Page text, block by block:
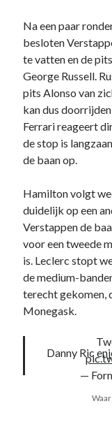
Na een paar
besloten
te vatten en de
George Russell.
pits Alonso van
kan dus
Ferrari reageert
de stop is
de baan op.
Hamilton volgt
duidelijk op een
Verstappen de
voor een tweede
is. Leclerc stopt
de medium-
terecht gekomen,
Monegask.
Danny Ric
—